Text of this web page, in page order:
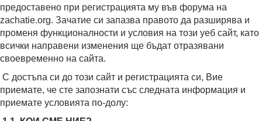
предоставено при регистрацията му във форума на
zachatie.org. Зачатие си запазва правото да разширява и
променя функционалности и условия на този уеб сайт, като
всички направени изменения ще бъдат отразявани
своевременно на сайта.
С достъпа си до този сайт и регистрацията си, Вие
приемате, че сте запознати със следната информация и
приемате условията по-долу: